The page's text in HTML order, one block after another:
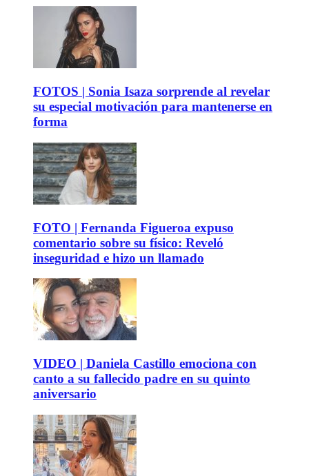
FOTOS | Sonia Isaza sorprende al revelar
su especial motivación para mantenerse en
forma
FOTO | Fernanda Figueroa expuso
comentario sobre su físico: Reveló
inseguridad e hizo un llamado
VIDEO | Daniela Castillo emociona con
canto a su fallecido padre en su quinto
aniversario